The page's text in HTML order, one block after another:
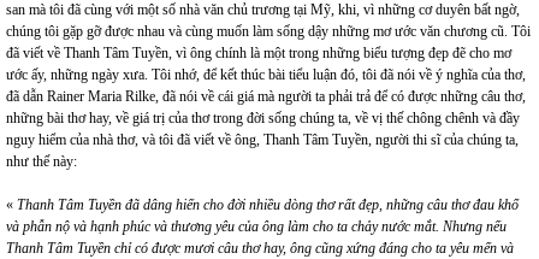
san mà tôi đã cùng với một số nhà văn chủ trương tại Mỹ, khi, vì những cơ duyên bất ngờ,
chúng tôi gặp gỡ được nhau và cùng muốn làm sống dậy những mơ ước văn chương cũ. Tôi
đã viết về Thanh Tâm Tuyền, vì ông chính là một trong những biểu tượng đẹp đẽ cho mơ
ước ấy, những ngày xưa. Tôi nhớ, để kết thúc bài tiểu luận đó, tôi đã nói về ý nghĩa của thơ,
đã dẫn Rainer Maria Rilke, đã nói về cái giá mà người ta phải trả để có được những câu thơ,
những bài thơ hay, về giá trị của thơ trong đời sống chúng ta, về vị thế chông chênh và đầy
nguy hiểm của nhà thơ, và tôi đã viết về ông, Thanh Tâm Tuyền, người thi sĩ của chúng ta,
như thế này:
« Thanh Tâm Tuyền đã dâng hiến cho đời nhiều dòng thơ rất đẹp, những câu thơ đau khổ
và phẫn nộ và hạnh phúc và thương yêu của ông làm cho ta chảy nước mắt. Nhưng nếu
Thanh Tâm Tuyền chỉ có được mươi câu thơ hay, ông cũng xứng đáng cho ta yêu mến và